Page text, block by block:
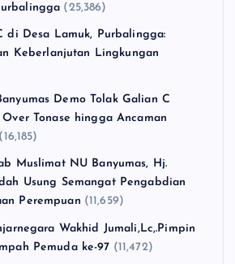
(25,386)
di Desa Lamuk, Purbalingga:
Keberlanjutan Lingkungan
Demo Tolak Galian C
Tonase hingga Ancaman
(16,185)
Muslimat NU Banyumas, Hj.
Usung Semangat Pengabdian
Perempuan (11,659)
Wakhid Jumali,Lc,.Pimpin
Pemuda ke-97 (11,472)